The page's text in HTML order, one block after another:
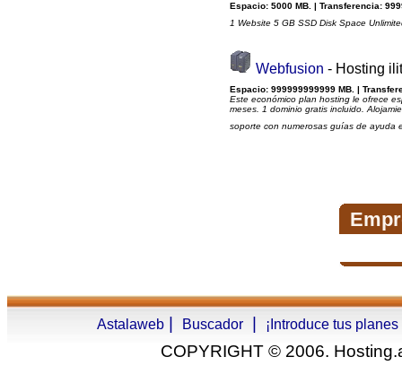
Espacio: 5000 MB. | Transferencia:
1 Website 5 GB SSD Disk Space
Webfusion - Hosting
Espacio: 999999999999 MB. |
Este económico plan hosting le ofrece
meses. 1 dominio gratis incluido.
soporte con numerosas guías de ayuda
Astalaweb Buscador ¡Introduce tus
COPYRIGHT © 2006.